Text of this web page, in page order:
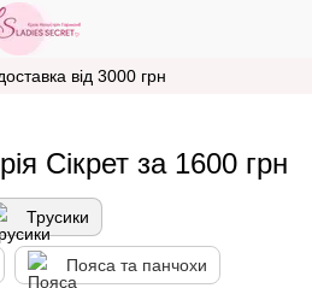
від 3000 грн
Сікрет за 1600 грн
Трусики
Пояса та панчохи